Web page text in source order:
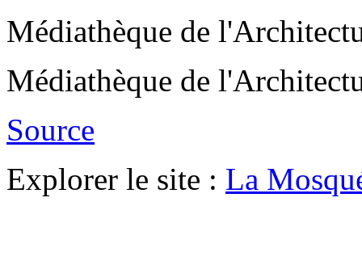
Médiathèque de
Médiathèque de
Source
Explorer le site : La